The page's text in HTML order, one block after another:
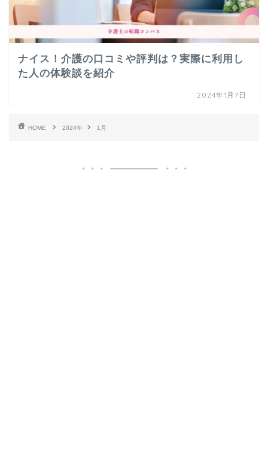
ナイス！介護の口コミや評判は？実際に利用し
た人の体験談を紹介
2024年1月7日
HOME 2024年 1月